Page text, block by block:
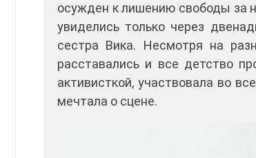
осужден к лишению свободы за
увиделись только через
сестра Вика. Несмотря на
расставались и все детство
активисткой, участвовала во
мечтала о сцене.